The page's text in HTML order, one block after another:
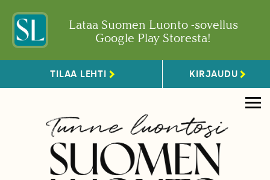
Lataa Suomen Luonto -sovellus
Google Play Storesta!
TILAA LEHTI KIRJAUDU